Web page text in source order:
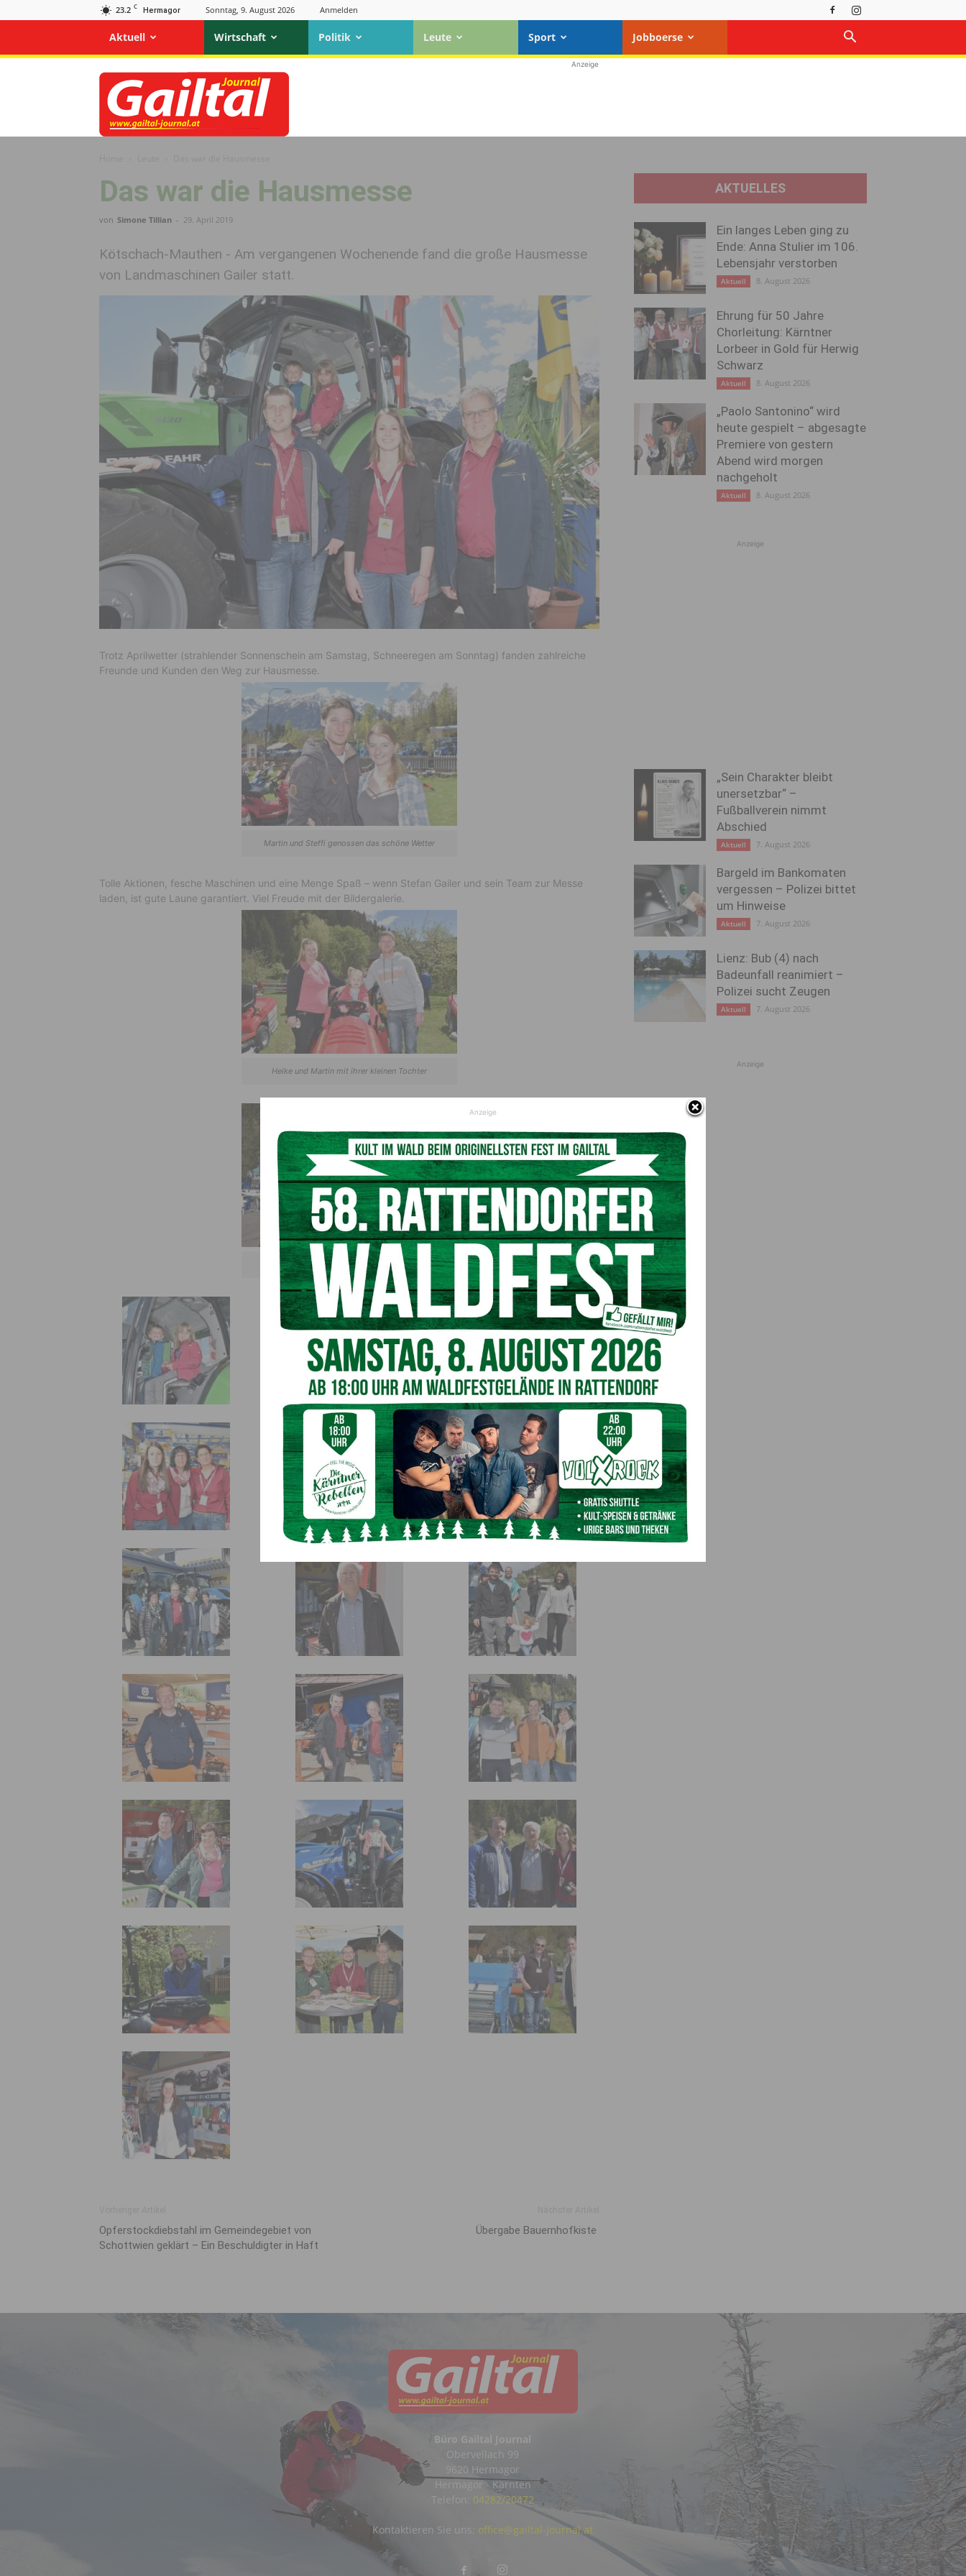
23.2 C Hermagor Sonntag, 9. August 2026 Anmelden
Aktuell Wirtschaft Politik Leute Sport Jobboerse
Gailtal
Journal
Anzeige
Das war die Hausmesse
von Simone Tillian - 29. April 2019
Kötschach-Mauthen - Am vergangenen Wochenende fand die große Hausmesse
von Landmaschinen Gailer statt.
Trotz Aprilwetter (strahlender Sonnenschein am Samstag, Schneeregen am Sonntag) fanden zahlreiche
Freunde und Kunden den Weg zur Hausmesse.
Martin und Steffi genossen das schöne Wetter
Tolle Aktionen, fesche Maschinen und eine Menge Spaß – wenn Stefan Gailer und sein Team zur Messe
laden, ist gute Laune garantiert. Viel Freude mit der Bildergalerie.
Heike und Martin mit ihrer kleinen Tochter
Auch die Familie Presslauer war mit dabei
Opferstockdiebstahl im Gemeindegebiet von
Schottwien geklärt – Ein Beschuldigter in Haft
Übergabe Bauernhofkiste
AKTUELLES
Ein langes Leben ging zu
Ende: Anna Stulier im 106.
Lebensjahr verstorben
Aktuell 8. August 2026
Ehrung für 50 Jahre
Chorleitung: Kärntner
Lorbeer in Gold für Herwig
Schwarz
Aktuell 8. August 2026
„Paolo Santonino“ wird
heute gespielt – abgesagte
Premiere von gestern
Abend wird morgen
nachgeholt
Aktuell 8. August 2026
Anzeige
„Sein Charakter bleibt
unersetzbar“ –
Fußballverein nimmt
Abschied
Aktuell 7. August 2026
Bargeld im Bankomaten
vergessen – Polizei bittet
um Hinweise
Aktuell 7. August 2026
Lienz: Bub (4) nach
Badeunfall reanimiert –
Polizei sucht Zeugen
Aktuell 7. August 2026
Anzeige
Büro Gailtal Journal
Obervellach 99
9620 Hermagor
Hermagor - Kärnten
Telefon: 04282/20472
Kontaktieren Sie uns: office@gailtal-journal.at
Anzeige